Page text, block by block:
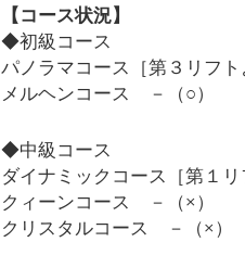
【コース状況】
◆初級コース
パノラマコース［第３リフ
メルヘンコース －（○）
◆中級コース
ダイナミックコース［第１
クィーンコース －（×）
クリスタルコース －（×）